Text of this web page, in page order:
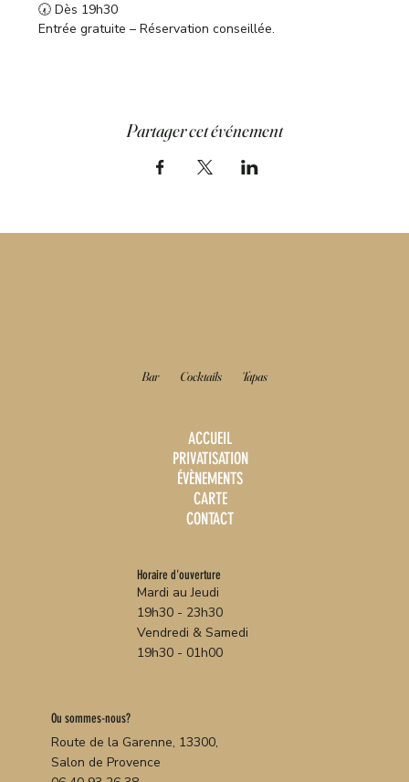
🕢 Dès 19h30
Entrée gratuite – Réservation conseillée.
Partager cet événement
Bar Cocktails Tapas
ACCUEIL
PRIVATISATION
ÉVÈNEMENTS
CARTE
CONTACT
Horaire d'ouverture
Mardi au Jeudi
19h30 - 23h30
Vendredi & Samedi
19h30 - 01h00
Ou sommes-nous?
Route de la Garenne, 13300,
Salon de Provence